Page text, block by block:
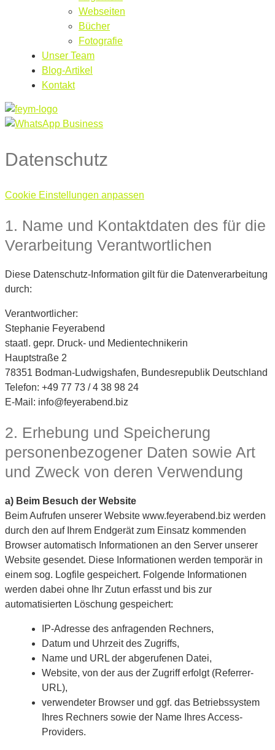
Webseiten
Bücher
Fotografie
Unser Team
Blog-Artikel
Kontakt
Datenschutz
Cookie Einstellungen anpassen
1. Name und Kontaktdaten des für die
Verarbeitung Verantwortlichen
Diese Datenschutz-Information gilt für die Datenverarbeitung
durch:
Verantwortlicher:
Stephanie Feyerabend
staatl. gepr. Druck- und Medientechnikerin
Hauptstraße 2
78351 Bodman-Ludwigshafen, Bundesrepublik Deutschland
Telefon: +49 77 73 / 4 38 98 24
E-Mail: info@feyerabend.biz
2. Erhebung und Speicherung
personenbezogener Daten sowie Art
und Zweck von deren Verwendung
a) Beim Besuch der Website
Beim Aufrufen unserer Website www.feyerabend.biz werden
durch den auf Ihrem Endgerät zum Einsatz kommenden
Browser automatisch Informationen an den Server unserer
Website gesendet. Diese Informationen werden temporär in
einem sog. Logfile gespeichert. Folgende Informationen
werden dabei ohne Ihr Zutun erfasst und bis zur
automatisierten Löschung gespeichert:
IP-Adresse des anfragenden Rechners,
Datum und Uhrzeit des Zugriffs,
Name und URL der abgerufenen Datei,
Website, von der aus der Zugriff erfolgt (Referrer-
URL),
verwendeter Browser und ggf. das Betriebssystem
Ihres Rechners sowie der Name Ihres Access-
Providers.